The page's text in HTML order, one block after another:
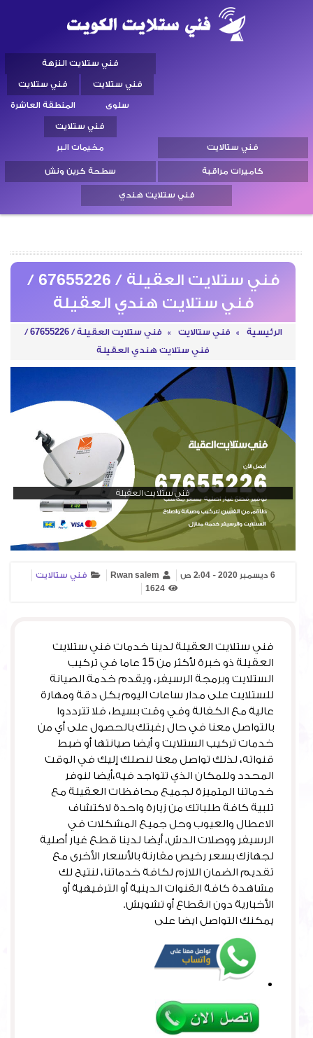
فني ستالايت
فني ستلايت النزهة
فني ستلايت
سلوى
فني ستلايت
المنطقة العاشرة
فني ستلايت
مخيمات البر
كاميرات مراقبة
سطحة كرين ونش
فني ستلايت هندي
فني ستلايت العقيلة / 67655226 /
فني ستلايت هندي العقيلة
الرئيسية » فني ستالايت »
فني ستلايت العقيلة / 67655226 /
فني ستلايت هندي العقيلة
فني ستلايت العقيلة
6 ديسمبر 2020 - 2:04 ص Rwan salem
فني ستالايت
1624
فني ستلايت العقيلة لدينا خدمات فني ستلايت
العقيلة ذو خبرة لأكثر من 15 عاما في تركيب
الستلايت وبرمجة الرسيفر، ويقدم خدمة الصيانة
للستلايت على مدار ساعات اليوم بكل دقة ومهارة
عالية مع الكفالة وفي وقت بسيط، فلا تترددوا
بالتواصل معنا في حال رغبتك بالحصول على أي من
خدمات تركيب الستلايت و أيضا صيانتها أو ضبط
قنواته، لذلك تواصل معنا لنصلك إليك في الوقت
المحدد وللمكان الذي تتواجد فيه،أيضا لنوفر
خدماتنا المتميزة لجميع محافظات العقيلة مع
تلبية كافة طلباتك من زيارة واحدة لاكتشاف
الاعطال والعيوب وحل جميع المشكلات في
الرسيفر ووصلات الدش، أيضا لدينا قطع غيار أصلية
لجهازك بسعر رخيص مقارنة بالأسعار الأخرى مع
تقديم الضمان اللازم لكافة خدماتنا، لنتيح لك
مشاهدة كافة القنوات الدينية أو الترفيهية أو
الأخبارية دون انقطاع أو تشويش.
يمكنك التواصل ايضا على